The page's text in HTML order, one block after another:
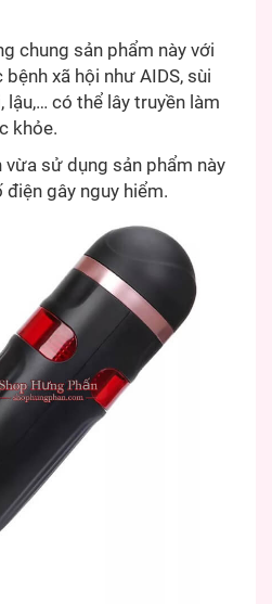
chung sản phẩm này với
bệnh xã hội như AIDS, sùi
lậu,… có thể lây truyền làm
khỏe.
vừa sử dụng sản phẩm này
gây nguy hiểm.